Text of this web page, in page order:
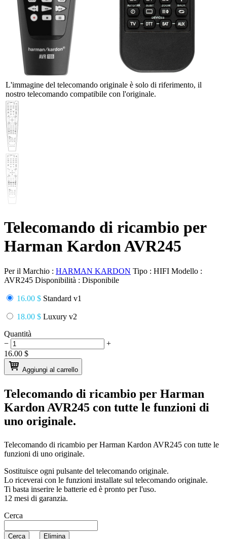
L'immagine del telecomando originale è solo di riferimento, il
nostro telecomando compatibile con l'originale.
Telecomando di ricambio per
Harman Kardon AVR245
Per il Marchio : HARMAN KARDON Tipo : HIFI Modello :
AVR245 Disponibilità : Disponibile
16.00 $ Standard v1
18.00 $ Luxury v2
Quantità
−
+
16.00 $
Aggiungi al carrello
Telecomando di ricambio per Harman
Kardon AVR245 con tutte le funzioni di
uno originale.
Telecomando di ricambio perHarman Kardon AVR245 con tutte le
funzioni di uno originale.
Sostituisce ogni pulsante del telecomando originale.
Lo riceverai con le funzioni installate sul telecomando originale.
Ti basta inserire le batterie ed è pronto per l'uso.
12 mesi di garanzia.
Cerca